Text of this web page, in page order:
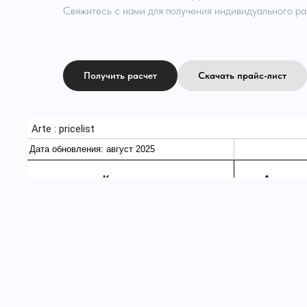
Свяжитесь с нами для получения индивидуального
Получить расчет Скачать прайс-лист